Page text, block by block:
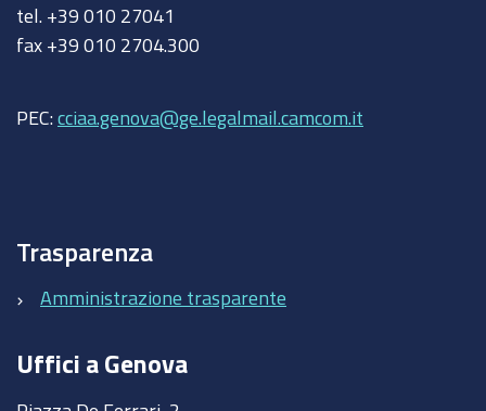
tel. +39 010 27041
fax +39 010 2704.300
PEC: cciaa.genova@ge.legalmail.camcom.it
Trasparenza
Amministrazione trasparente
Uffici a Genova